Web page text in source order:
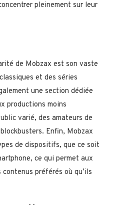
pleinement sur leur
de Mobzax est son vaste
et des séries
une section dédiée
productions moins
varié, des amateurs de
Enfin, Mobzax
de dispositifs, que ce soit
ce qui permet aux
préférés où qu’ils